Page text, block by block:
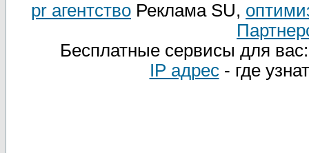
pr агентство Реклама SU,
Бесплатные сервисы для
IP адрес- где